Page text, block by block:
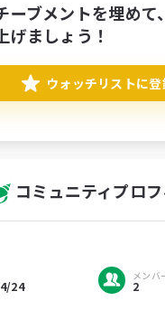
ーブメントを埋めて
げましょう！
ウォッチリストに
コミュニティプロ
24
メンバ
2